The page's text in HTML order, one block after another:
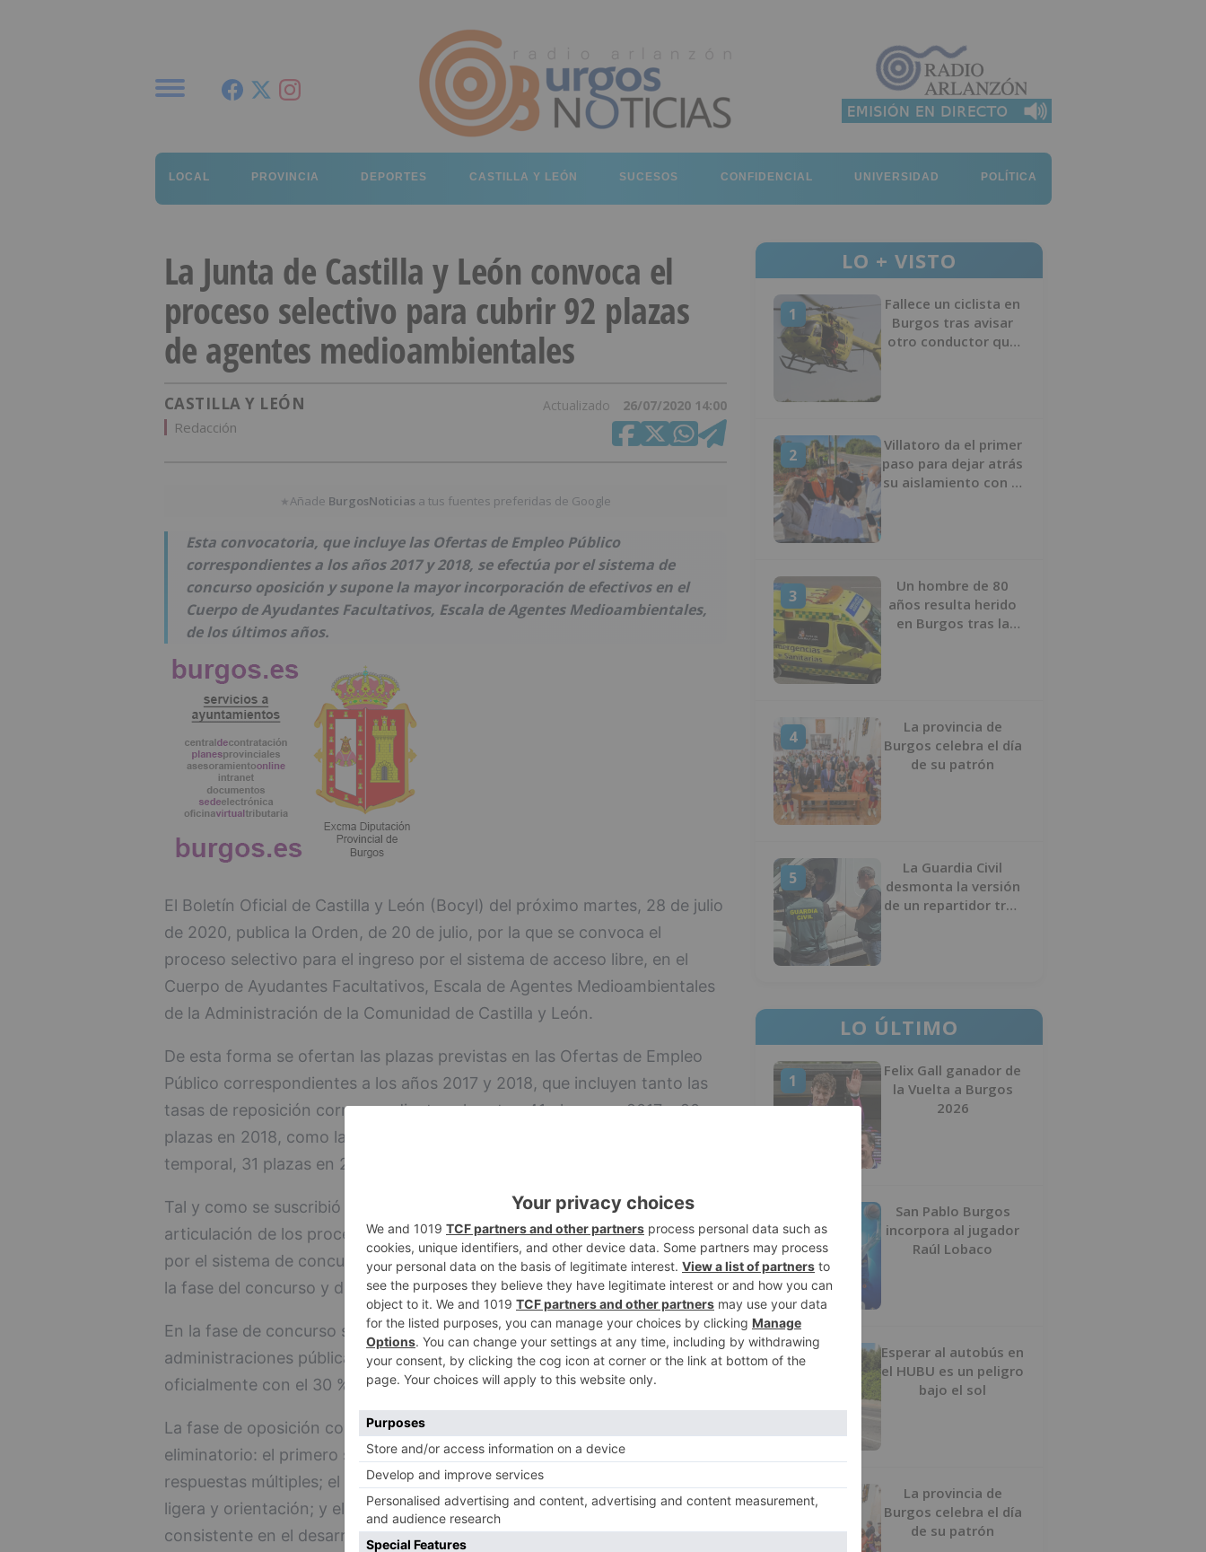
LOCAL PROVINCIA DEPORTES CASTILLA Y LEÓN SUCESOS CONFIDENCIAL UNIVERSIDAD POLÍTICA
La Junta de Castilla y León convoca el
proceso selectivo para cubrir 92 plazas
de agentes medioambientales
CASTILLA Y LEÓN Actualizado 26/07/2020 14:00
Redacción
★Añade BurgosNoticias a tus fuentes preferidas de Google
Esta convocatoria, que incluye las Ofertas de Empleo Público
correspondientes a los años 2017 y 2018, se efectúa por el sistema de
concurso oposición y supone la mayor incorporación de efectivos en el
Cuerpo de Ayudantes Facultativos, Escala de Agentes Medioambientales,
de los últimos años.
El Boletín Oficial de Castilla y León (Bocyl) del próximo martes, 28 de julio
de 2020, publica la Orden, de 20 de julio, por la que se convoca el
proceso selectivo para el ingreso por el sistema de acceso libre, en el
Cuerpo de Ayudantes Facultativos, Escala de Agentes Medioambientales
de la Administración de la Comunidad de Castilla y León.
De esta forma se ofertan las plazas previstas en las Ofertas de Empleo
Público correspondientes a los años 2017 y 2018, que incluyen tanto las
tasas de reposición correspondientes al sector, 41 plazas en 2017 y 20
plazas en 2018, como la tasa adicional para la estabilización de empleo
temporal, 31 plazas en 2018, lo que supone un total de 92 plazas.
Tal y como se suscribió en el Acuerdo de 14 de diciembre de 2018 sobre la
articulación de los procesos de estabilización, la convocatoria se efectúa
por el sistema de concurso oposición, en un porcentaje de un 40 % para
la fase del concurso y de un 60 % para la oposición.
En la fase de concurso se valorará el tiempo de servicios prestados en las
administraciones públicas al 70 % y los títulos académicos reconocidos
oficialmente con el 30 % restante.
La fase de oposición constará de tres ejercicios, todos ellos de carácter
eliminatorio: el primero será un cuestionario de 100 preguntas con
respuestas múltiples; el segundo, una prueba de aptitud física de marcha
ligera y orientación; y el tercero, que se divide en dos partes: una
consistente en el desarrollo de 4 supuestos prácticos y otra en un
LO + VISTO
1
Fallece un ciclista en
Burgos tras avisar
otro conductor que
2
Villatoro da el primer
paso para dejar atrás
su aislamiento con el
3
Un hombre de 80
años resulta herido
en Burgos tras la
4
La provincia de
Burgos celebra el día
de su patrón
5
La Guardia Civil
desmonta la versión
de un repartidor tras
LO ÚLTIMO
1
Felix Gall ganador de
la Vuelta a Burgos
2026
2
San Pablo Burgos
incorpora al jugador
Raúl Lobaco
3
Esperar al autobús en
el HUBU es un peligro
bajo el sol
4
La provincia de
Burgos celebra el día
de su patrón